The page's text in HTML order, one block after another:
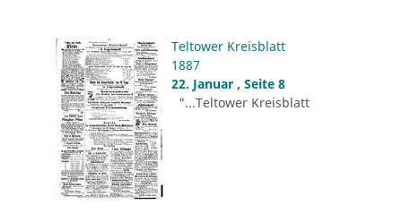
Teltower Kreisblatt
1887
22. Januar , Seite 8
"...Teltower Kreisblatt